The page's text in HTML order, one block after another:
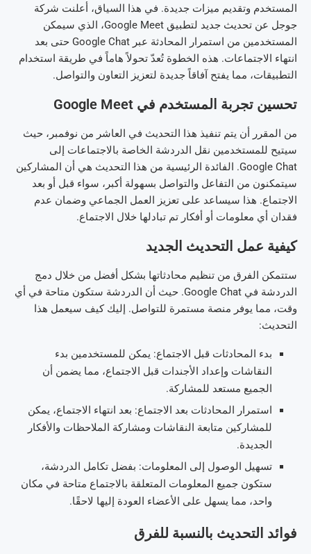
المستخدم وتقديم ميزات جديدة. في هذا السياق، أعلنت شركة
جوجل عن تحديث جديد لتطبيق Google Meet، الذي سيمكن
المستخدمين من استمرار المحادثة عبر Google Chat حتى بعد
انتهاء الاجتماعات. هذه الخطوة تُعدّ تحولاً هاماً في طريقة استخدام
التطبيقات، مما يفتح آفاقاً جديدة لتعزيز التعاون والتواصل.
تحسين تجربة المستخدم في Google Meet
من المقرر أن يتم تنفيذ هذا التحديث في العاشر من نوفمبر، حيث
سيتيح للمستخدمين نقل الدردشة الخاصة بالاجتماعات إلى
Google Chat. الفائدة الرئيسية من هذا التحديث هي أن المشاركين
سيتمكنون من التفاعل والتواصل بسهولة أكبر، سواء قبل أو بعد
الاجتماع. هذا سيساعد على تعزيز العمل الجماعي وضمان عدم
فقدان أي معلومات أو أفكار تم تبادلها خلال الاجتماع.
كيفية عمل التحديث الجديد
ستتمكن الفرق من تنظيم محادثاتها بشكل أفضل من خلال دمج
الدردشة في Google Chat. حيث أن الدردشة ستكون متاحة في أي
وقت، مما يوفر منصة مستمرة للتواصل. إليك كيف سيعمل هذا
التحديث:
بدء المحادثات قبل الاجتماع: يمكن للمستخدمين بدء
النقاشات وإعداد الأجندات قبل الاجتماع، مما يضمن أن
الجميع مستعد للمشاركة.
استمرار المحادثات بعد الاجتماع: بعد انتهاء الاجتماع، يمكن
للمشاركين متابعة النقاشات ومشاركة الملاحظات والأفكار
الجديدة.
تسهيل الوصول إلى المعلومات: بفضل تكامل الدردشة،
ستكون جميع المعلومات المتعلقة بالاجتماع متاحة في مكان
واحد، مما يسهل على الأعضاء العودة إليها لاحقًا.
فوائد التحديث بالنسبة للفرق